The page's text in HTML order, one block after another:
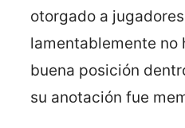
otorgado a
lamentablemente no
buena posición
su anotación fue